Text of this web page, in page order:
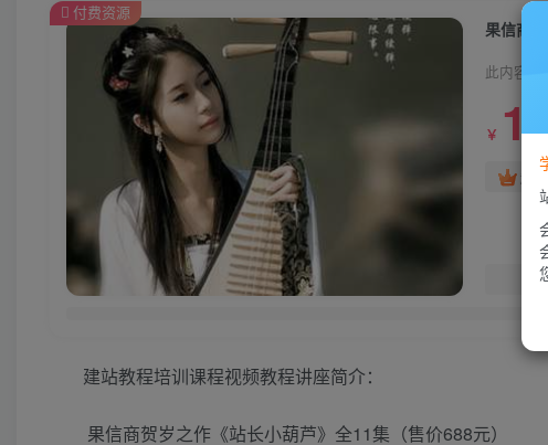
果信商
此内容为
￥
超
付费资源
建站教程培训课程视频教程讲座简介：
果信商贺岁之作《站长小葫芦》全11集（售价688元）